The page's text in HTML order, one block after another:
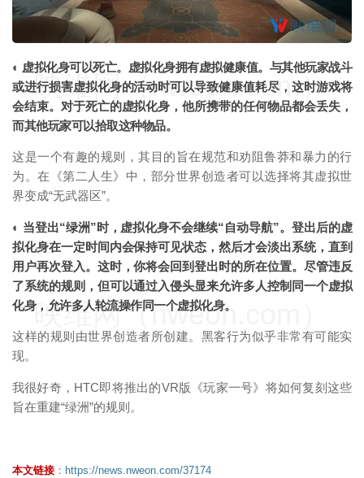
◐ 虚拟化身可以死亡。虚拟化身拥有虚拟健康值。与其他玩家战斗
或进行损害虚拟化身的活动时可以导致健康值耗尽，这时游戏将
会结束。对于死亡的虚拟化身，他所携带的任何物品都会丢失，
而其他玩家可以拾取这种物品。
这是一个有趣的规则，其目的旨在规范和劝阻鲁莽和暴力的行
为。在《第二人生》中，部分世界创造者可以选择将其虚拟世
界变成“无武器区”。
◐ 当登出“绿洲”时，虚拟化身不会继续“自动导航”。登出后的虚
拟化身在一定时间内会保持可见状态，然后才会淡出系统，直到
用户再次登入。这时，你将会回到登出时的所在位置。尽管违反
了系统的规则，但可以通过入侵头显来允许多人控制同一个虚拟
化身，允许多人轮流操作同一个虚拟化身。
这样的规则由世界创造者所创建。黑客行为似乎非常有可能实
现。
我很好奇，HTC即将推出的VR版《玩家一号》将如何复刻这些
旨在重建“绿洲”的规则。
映维网（nweon.com）
映维网（nweon.com）
本文链接 ： https://news.nweon.com/37174